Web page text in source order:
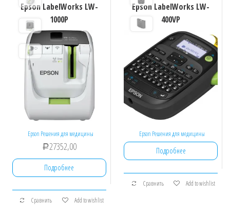
Epson LabelWorks LW-
1000P
Epson Решения для медицины
Р27352,00
Подробнее
Сравнить Add to wishlist
Epson LabelWorks LW-
400VP
Epson Решения для медицины
Подробнее
Сравнить Add to wishlist